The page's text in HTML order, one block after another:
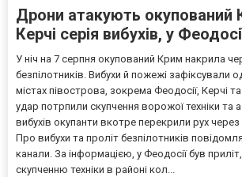
Дрони атакують окупований
Керчі серія вибухів, у
У ніч на 7 серпня окупований Крим накрила
безпілотників. Вибухи й пожежі зафіксували
містах півострова, зокрема Феодосії, Керчі
удар потрпили скупчення ворожої техніки та
вибухів окупанти вкотре перекрили рух
Про вибухи та проліт безпілотників
канали. За інформацією, у Феодосії був
скупченню техніки в районі кол...